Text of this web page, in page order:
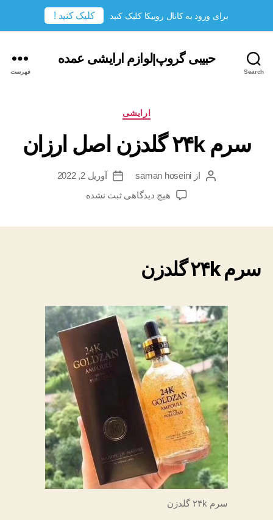
Search
حبیبی گروپ|لوازم ارایشی عمده
فهرست
دسته‌ها
ارایشی
سرم ۲۴k گلدزن اصل ارزان
نویسندهٔ
از saman hoseini
تاریخآوریل 2, 2022
هیچ دیدگاهیبرای
ثبت نشده
سرم ۲۴k گلدزن
سرم ۲۴k گلدزن
برای ورود به کانال روبیکا کلیک کنید کلیک کنید !